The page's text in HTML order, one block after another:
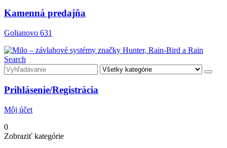
Kamenná predajňa
Golianovo 631
Search
Prihlásenie/Registrácia
Môj účet
0
Zobraziť kategórie